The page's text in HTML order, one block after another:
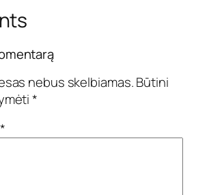
nebus skelbiamas.Būtini
*
*